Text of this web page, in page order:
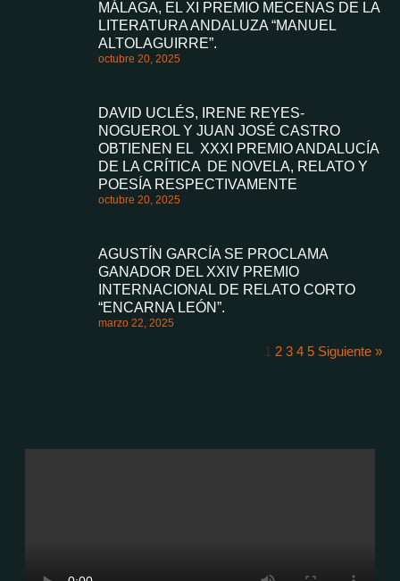
MÁLAGA, EL XI PREMIO MECENAS DE LA
LITERATURA ANDALUZA “MANUEL
ALTOLAGUIRRE”.
octubre 20, 2025
DAVID UCLÉS, IRENE REYES-
NOGUEROL Y JUAN JOSÉ CASTRO
OBTIENEN EL XXXI PREMIO ANDALUCÍA
DE LA CRÍTICA DE NOVELA, RELATO Y
POESÍA RESPECTIVAMENTE
octubre 20, 2025
AGUSTÍN GARCÍA SE PROCLAMA
GANADOR DEL XXIV PREMIO
INTERNACIONAL DE RELATO CORTO
“ENCARNA LEÓN”.
marzo 22, 2025
1 2 3 4 5 Siguiente »